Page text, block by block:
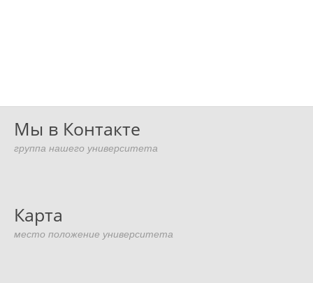
Мы в Контакте
группа нашего университета
Карта
место положение университета